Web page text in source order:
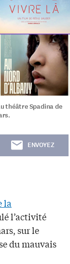
théâtre Spadina de
ENVOYEZ
la
l’activité
sur le
du mauvais